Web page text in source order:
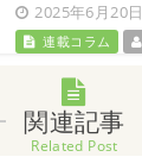
2025年6月20日
連載コラム
関連記事
Related Post